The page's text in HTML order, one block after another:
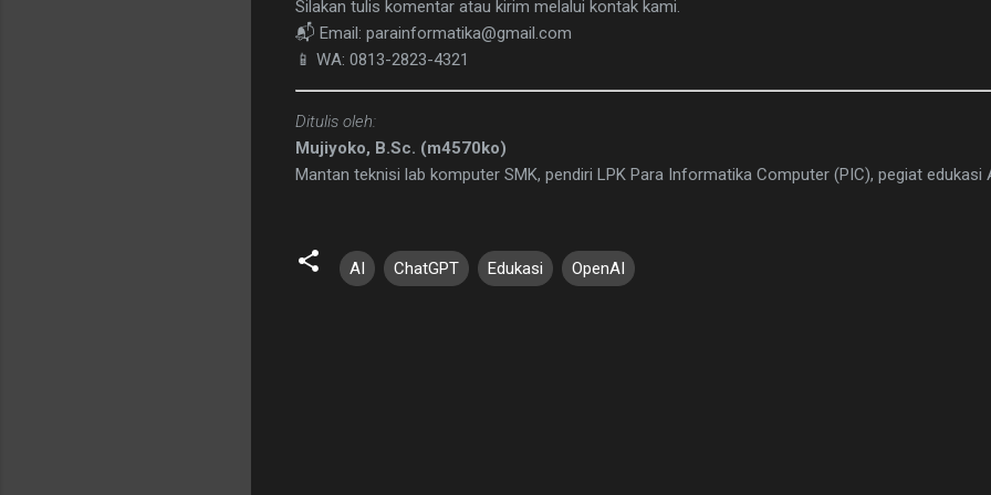
Silakan tulis komentar atau kirim melalui kontak kami.
📬 Email: parainformatika@gmail.com
📱 WA: 0813-2823-4321
Ditulis oleh:
Mujiyoko, B.Sc. (m4570ko)
Mantan teknisi lab komputer SMK, pendiri LPK Para Informatika Computer (PIC), pegiat edukasi
AI ChatGPT Edukasi OpenAI